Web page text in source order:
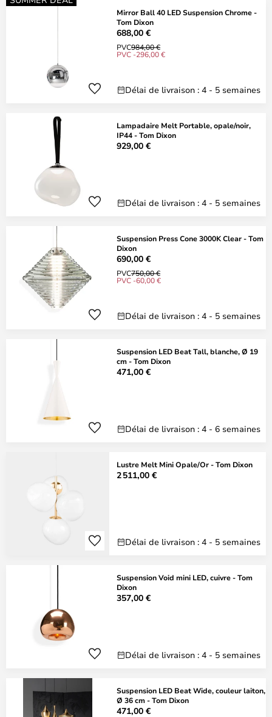
Mirror Ball 40 LED Suspension Chrome -
Tom Dixon
688,00 €
PVC984,00 €
PVC -296,00 €
Délai de livraison : 4 - 5 semaines
Lampadaire Melt Portable, opale/noir,
IP44 - Tom Dixon
929,00 €
Délai de livraison : 4 - 5 semaines
Suspension Press Cone 3000K Clear - Tom
Dixon
690,00 €
PVC750,00 €
PVC -60,00 €
Délai de livraison : 4 - 5 semaines
Suspension LED Beat Tall, blanche, Ø 19
cm - Tom Dixon
471,00 €
Délai de livraison : 4 - 6 semaines
Lustre Melt Mini Opale/Or - Tom Dixon
2 511,00 €
Délai de livraison : 4 - 5 semaines
Suspension Void mini LED, cuivre - Tom
Dixon
357,00 €
Délai de livraison : 4 - 5 semaines
Suspension LED Beat Wide, couleur laiton,
Ø 36 cm - Tom Dixon
471,00 €